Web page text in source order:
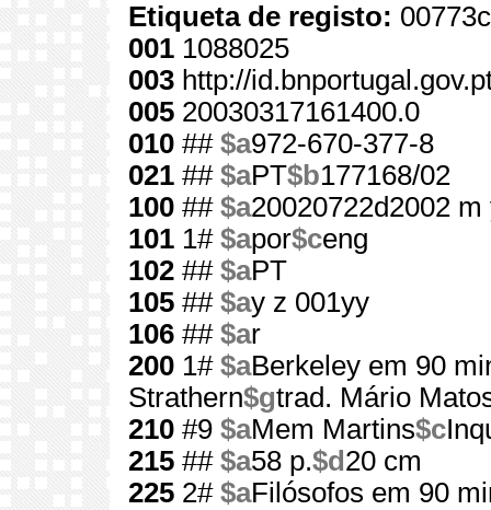
Etiqueta de registo:
001 1088025
003 http://
005 20030317161400.0
010 ## $a972-670-377-8
021 ## $aPT$b177168/02
100 ## $a20020722d2002
101 1# $apor$ceng
102 ## $aPT
105 ## $ay z 001yy
106 ## $ar
200 1# $aBerkeley em 90
Strathern$gtrad. Mário
210 #9 $aMem Martins$c
215 ## $a58 p.$d 20 cm
225 2# $aFilósofos em 90